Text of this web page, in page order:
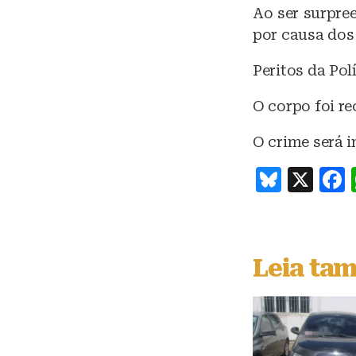
Ao ser
por causa
Peritos da
O corpo foi
O crime será
B
s
k
y
X
Leia